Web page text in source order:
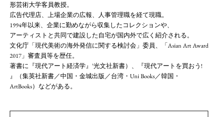
形芸術大学客員教授。
広告代理店、上場企業の広報、人事管理職を経て現職。
1994年以来、企業に勤めながら収集したコレクションや、
アーティストと共同で建設した自宅が国内外で広く紹介される。
文化庁「現代美術の海外発信に関する検討会」委員、「Asian Art Award
2017」審査員等を歴任。
著書に『現代アート経済学』’光文社新書）、『現代アートを買おう!
』（集英社新書／中国・金城出版／台湾・Uni Books／韓国・
ArtBooks）などがある。